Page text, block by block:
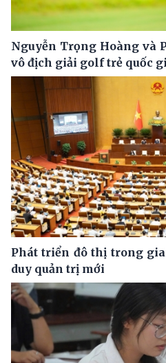
Nguyễn Trọng Hoàng và
vô địch giải golf trẻ quốc
Phát triển đô thị trong
duy quản trị mới